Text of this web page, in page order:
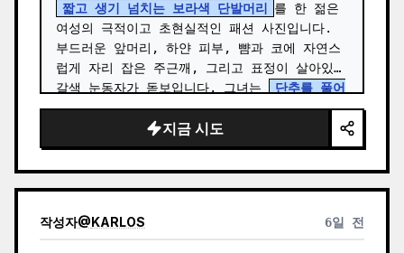
짧고 생기 넘치는 보라색 단발머리
를 한 젊은
여성의 극적이고 초현실적인 패션 사진입니다.
부드러운 앞머리, 하얀 피부, 뺨과 코에 자연스
럽게 자리 잡은 주근깨, 그리고 표정이 살아있는
갈색 눈동자가 돋보입니다. 그녀는
단추를 풀어
헤친 밝은 빨간색 긴팔 면 셔츠 를 입고 그 안에
몸에 딱 맞는 흰색 스쿱 넥 크롭 탑을 매치했으
며, 빈티…
지금 시도
작성자@KARLOS 6일 전